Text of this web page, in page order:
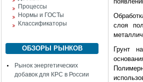
Процессы
Нормы и ГОСТы
Классификаторы
ОБЗОРЫ РЫНКОВ
Рынок энергетических
добавок для КРС в России
слоя
Грунт